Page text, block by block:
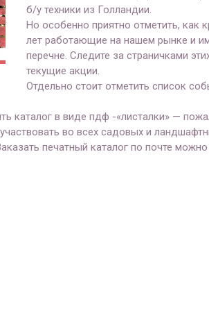
б/у техники из Голландии.
Но особенно приятно отметить, как
лет работающие на нашем рынке и
перечне. Следите за страничками
текущие акции.
Отдельно стоит отметить список
каталог в виде пдф -«листалки» —
во всех садовых и
печатный каталог по почте